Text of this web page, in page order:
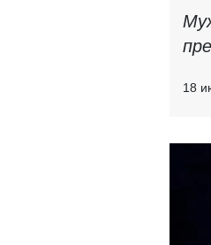
18